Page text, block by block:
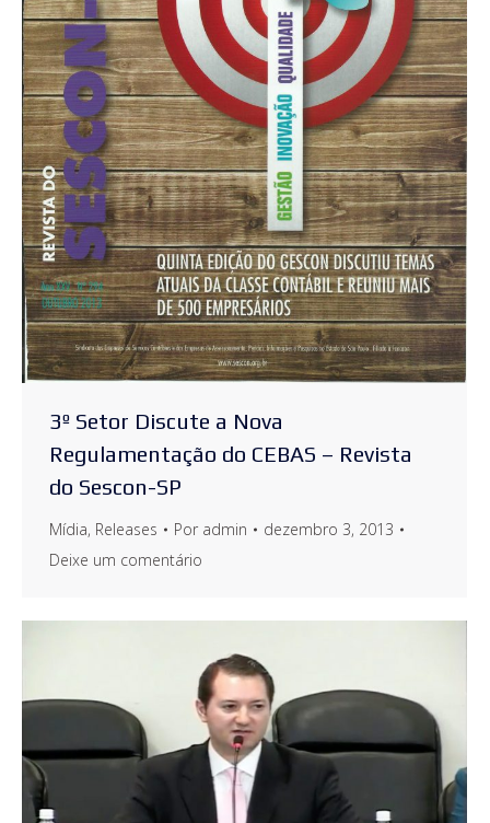
3º Setor Discute a Nova
Regulamentação do CEBAS – Revista
do Sescon-SP
Mídia, Releases Por admin
dezembro 3, 2013
Deixe um comentário